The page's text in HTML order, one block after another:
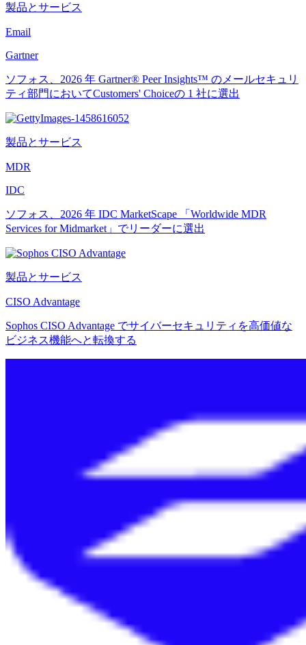
製品とサービス
Email
Gartner
ソフォス、2026 年 Gartner® Peer Insights™ のメールセキュリ
ティ部門においてCustomers' Choiceの 1 社に選出
製品とサービス
MDR
IDC
ソフォス、2026 年 IDC MarketScape 「Worldwide MDR
Services for Midmarket」でリーダーに選出
製品とサービス
CISO Advantage
Sophos CISO Advantage でサイバーセキュリティを高価値な
ビジネス機能へと転換する